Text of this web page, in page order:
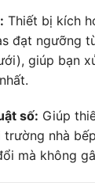
Thiết bị kích
đạt ngưỡng
giúp bạn
số: Giúp
nhà
mà không